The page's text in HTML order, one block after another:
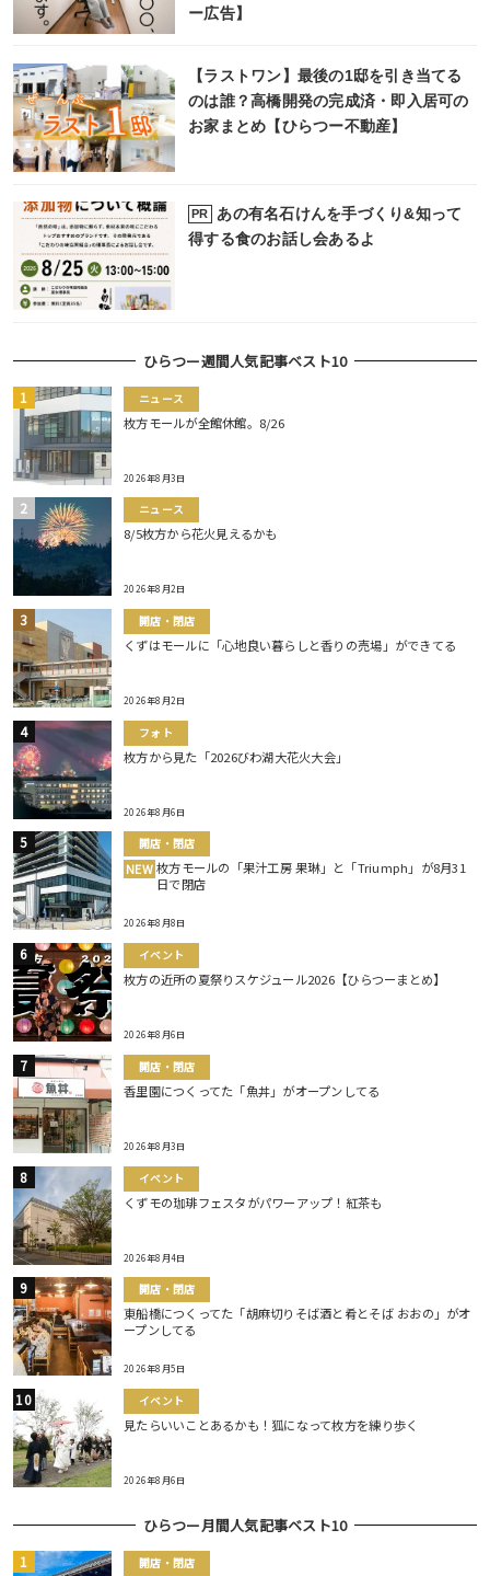
ー広告】
【ラストワン】最後の1邸を引き当てる
のは誰？高橋開発の完成済・即入居可の
お家まとめ【ひらつー不動産】
PR
あの有名石けんを手づくり&知って
得する食のお話し会あるよ
ひらつー週間人気記事ベスト10
ニュース
枚方モールが全館休館。8/26
2026年8月3日
ニュース
8/5枚方から花火見えるかも
2026年8月2日
開店・閉店
くずはモールに「心地良い暮らしと香りの売場」ができてる
2026年8月2日
フォト
枚方から見た「2026びわ湖大花火大会」
2026年8月6日
開店・閉店
NEW 枚方モールの「果汁工房 果琳」と「Triumph」が8月31
日で閉店
2026年8月8日
イベント
枚方の近所の夏祭りスケジュール2026【ひらつーまとめ】
2026年8月6日
開店・閉店
香里園につくってた「魚丼」がオープンしてる
2026年8月3日
イベント
くずモの珈琲フェスタがパワーアップ！紅茶も
2026年8月4日
開店・閉店
東船橋につくってた「胡麻切りそば酒と肴とそば おおの」がオ
ープンしてる
2026年8月5日
イベント
見たらいいことあるかも！狐になって枚方を練り歩く
2026年8月6日
ひらつー月間人気記事ベスト10
開店・閉店